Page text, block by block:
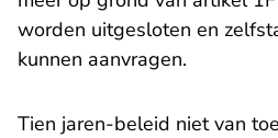
worden uitgesloten en
kunnen aanvragen.
​Tien jaren-beleid niet van